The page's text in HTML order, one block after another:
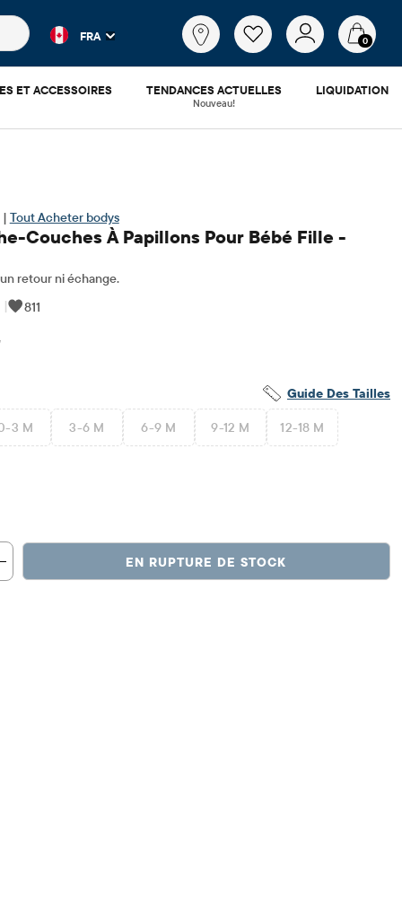
populaires et les résultats de produits au fur et à
FRA 0
ET ACCESSOIRES TENDANCES ACTUELLES
Nouveau!
LIQUIDATION
| Tout Acheter bodys
Couches À Papillons Pour Bébé Fille -
retour ni échange.
|
811
​​d'origine: $46.95
Guide Des Tailles
3 M 3-6 M 6-9 M 9-12 M 12-18 M
EN RUPTURE DE STOCK